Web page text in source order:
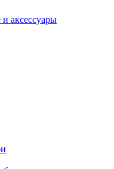
аксессуары